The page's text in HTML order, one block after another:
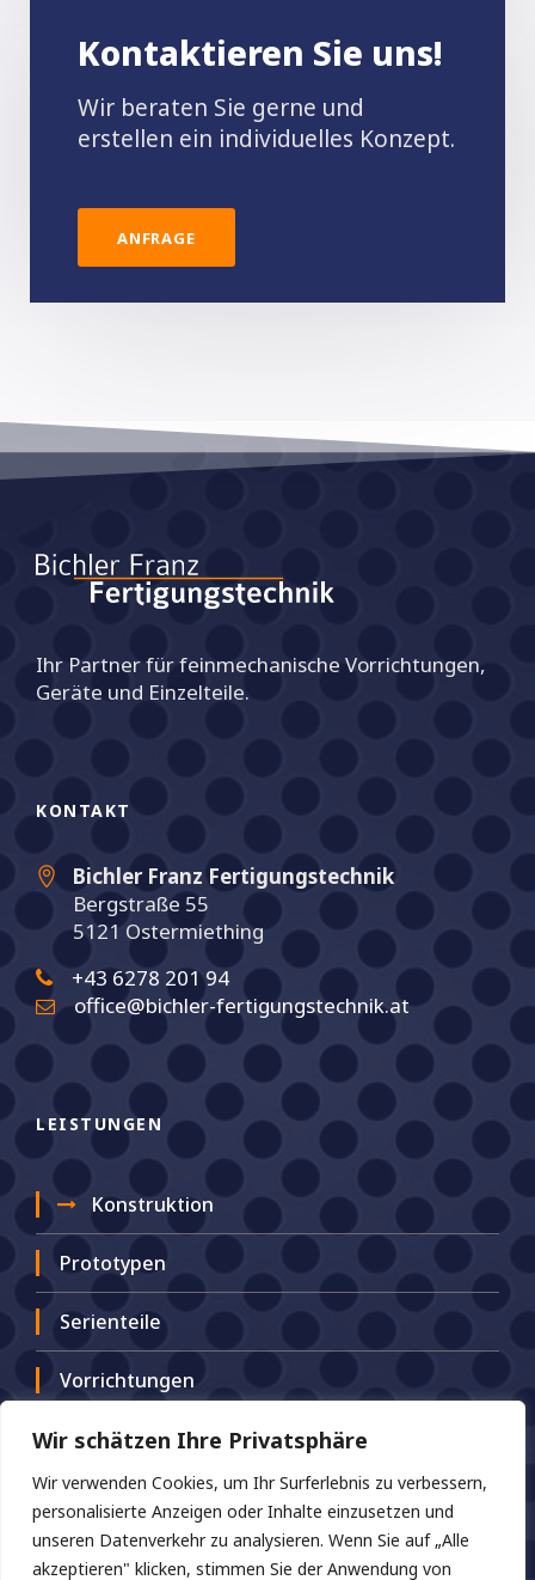
Wir schätzen Ihre Privatsphäre
Wir verwenden Cookies, um Ihr Surferlebnis zu verbessern,
personalisierte Anzeigen oder Inhalte einzusetzen und
unseren Datenverkehr zu analysieren. Wenn Sie auf „Alle
akzeptieren" klicken, stimmen Sie der Anwendung von
Kontaktieren Sie uns!
Wir beraten Sie gerne und
erstellen ein individuelles Konzept.
ANFRAGE
Ihr Partner für feinmechanische Vorrichtungen,
Geräte und Einzelteile.
KONTAKT
Bichler Franz Fertigungstechnik
Bergstraße 55
5121 Ostermiething
+43 6278 201 94
office@bichler-fertigungstechnik.at
LEISTUNGEN
Konstruktion
Prototypen
Serienteile
Vorrichtungen
RECHTLICHE HINWEISE| IMPRESSUM